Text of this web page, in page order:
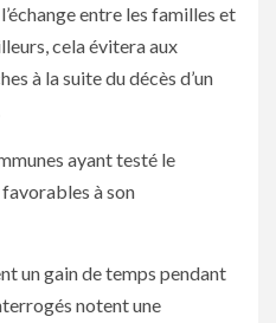
entre les familles et
cela évitera aux
à la suite du décès d’un
ayant testé le
à son
un gain de temps pendant
notent une